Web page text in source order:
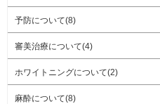
予防について(8)
審美治療について(4)
ホワイトニングについて(2)
麻酔について(8)